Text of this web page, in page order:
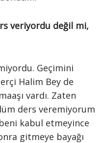
veriyordu değil mi,
Geçimini
Halim Bey de
vardı. Zaten
ders veremiyorum
kabul etmeyince
gitmeye bayağı